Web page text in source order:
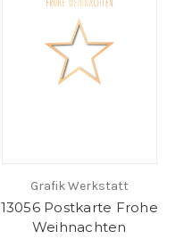
Grafik Werkstatt
13056 Postkarte Frohe
Weihnachten